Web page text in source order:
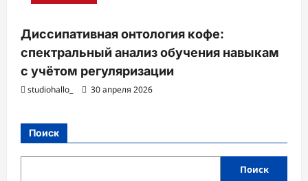
Диссипативная онтология кофе:
спектральный анализ обучения навыкам
с учётом регуляризации
studiohallo_ 30 апреля 2026
Поиск
Поиск